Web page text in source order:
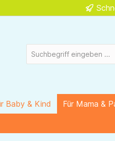
Baby & Kind Für Mama &